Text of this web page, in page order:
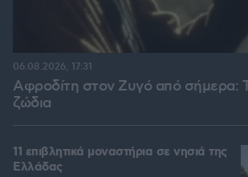
Αφροδίτη στον Ζυγό από σήμερα:
ζώδια
06.08.2026, 17:31
11 επιβλητικά μοναστήρια σε νησιά της
Ελλάδας